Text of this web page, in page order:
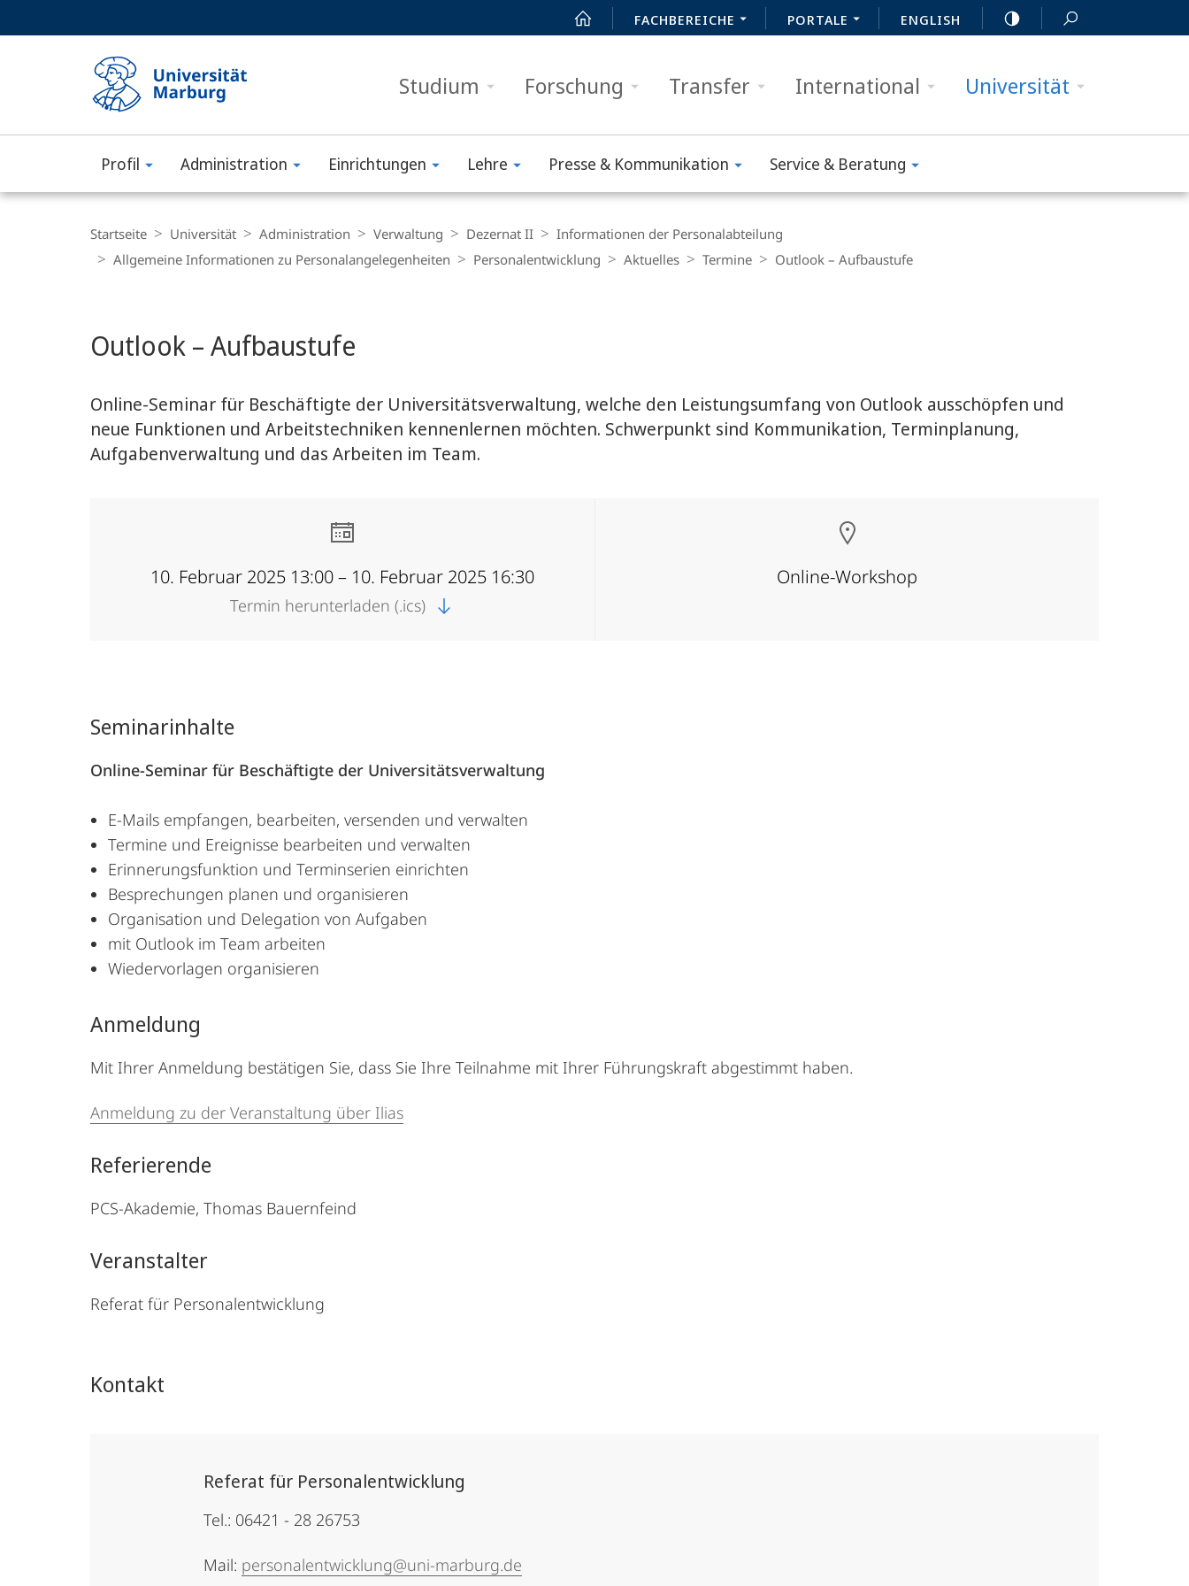
FACHBEREICHE PORTALE ENGLISH
Studium Forschung Transfer International Universität
Philipps-
Universität
Marburg
Profil Administration Einrichtungen Lehre Presse & Kommunikation Service & Beratung
Navigation
Startseite Universität Administration Verwaltung Dezernat II
Informationen der Personalabteilung
Allgemeine Informationen zu Personalangelegenheiten
Personalentwicklung Aktuelles Termine Outlook – Aufbaustufe
Outlook – Aufbaustufe
Online-Seminar für Beschäftigte der Universitätsverwaltung, welche den Leistungsumfang von Outlook ausschöpfen und
neue Funktionen und Arbeitstechniken kennenlernen möchten. Schwerpunkt sind Kommunikation, Terminplanung,
Aufgabenverwaltung und das Arbeiten im Team.
10. Februar 2025 13:00 – 10. Februar 2025 16:30
Termin herunterladen (.ics)
Online-Workshop
Seminarinhalte
Online-Seminar für Beschäftigte der Universitätsverwaltung
E-Mails empfangen, bearbeiten, versenden und verwalten
Termine und Ereignisse bearbeiten und verwalten
Erinnerungsfunktion und Terminserien einrichten
Besprechungen planen und organisieren
Organisation und Delegation von Aufgaben
mit Outlook im Team arbeiten
Wiedervorlagen organisieren
Anmeldung
Mit Ihrer Anmeldung bestätigen Sie, dass Sie Ihre Teilnahme mit Ihrer Führungskraft abgestimmt haben.
Anmeldung zu der Veranstaltung über Ilias
Referierende
PCS-Akademie, Thomas Bauernfeind
Veranstalter
Referat für Personalentwicklung
Kontakt
Referat für Personalentwicklung
Tel.: 06421 - 28 26753
Mail: personalentwicklung@uni-marburg.de